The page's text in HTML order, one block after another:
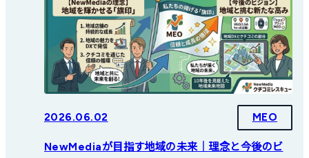
2026.06.02 MEO
NewMediaが目指す地域の未来｜理念と今後のビ